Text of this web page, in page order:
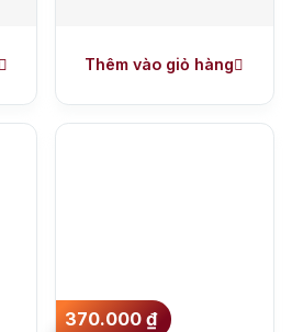
Thêm vào giỏ hàng
370.000₫